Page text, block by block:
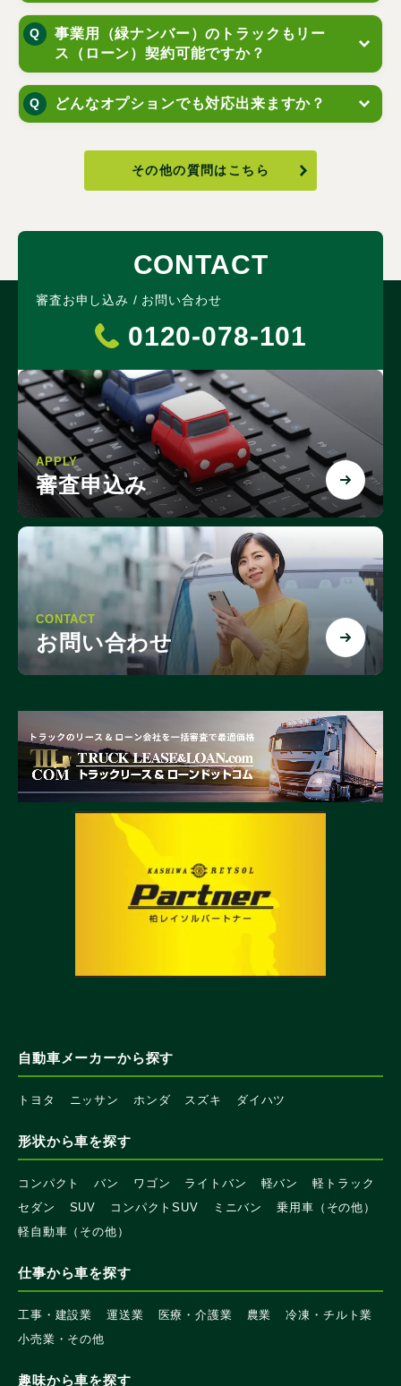
事業用（緑ナンバー）のトラックもリー
ス（ローン）契約可能ですか？
どんなオプションでも対応出来ますか？
その他の質問はこちら
CONTACT
審査お申し込み / お問い合わせ
0120-078-101
APPLY
審査申込み
CONTACT
お問い合わせ
自動車メーカーから探す
トヨタ ニッサン ホンダ スズキ ダイハツ
形状から車を探す
コンパクト バン ワゴン ライトバン 軽バン
軽トラック
セダン
SUV コンパクトSUV ミニバン
乗用車（その他）
軽自動車（その他）
仕事から車を探す
工事・建設業 運送業 医療・介護業 農業
冷凍・チルト業
小売業・その他
趣味から車を探す